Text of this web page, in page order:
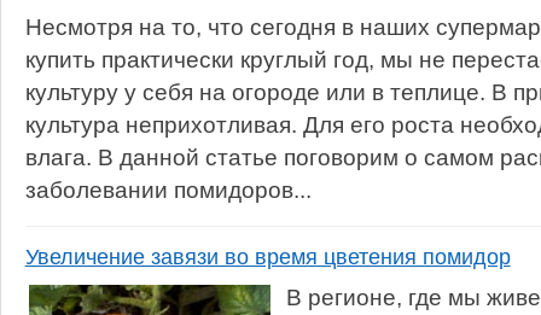
Несмотря на то, что сегодня в наших
купить практически круглый год, мы не
культуру у себя на огороде или в теплице. В
культура неприхотливая. Для его роста
влага. В данной статье поговорим о самом
заболевании помидоров...
Увеличение завязи во время цветения помидор
В регионе, где мы